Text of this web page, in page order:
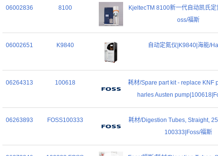
06002836 8100
KjeltecTM 8100新一代自动凯氏
oss/福斯
06002651 K9840 自动定氮仪|K9840|海能/
06264313 100618
耗材/Spare part kit - replace KNF
harles Austen
06263893 FOSS100333
耗材/Digestion Tubes, Straight,
100333|Foss/福斯